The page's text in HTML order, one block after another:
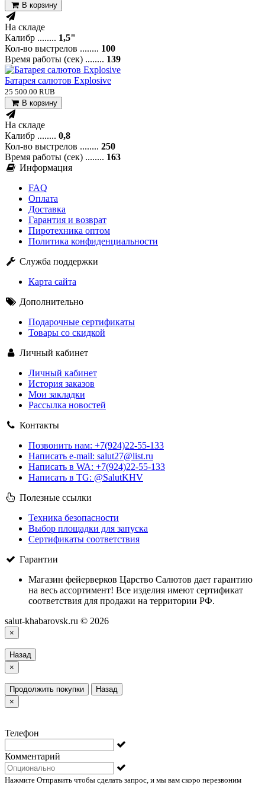
В корзину
На складе
Калибр ........ 1,5"
Кол-во выстрелов ........ 100
Время работы (сек) ........ 139
Батарея салютов Explosive
25 500.00 RUB
В корзину
На складе
Калибр ........ 0,8
Кол-во выстрелов ........ 250
Время работы (сек) ........ 163
Информация
FAQ
Оплата
Доставка
Гарантия и возврат
Пиротехника оптом
Политика конфиденциальности
Служба поддержки
Карта сайта
Дополнительно
Подарочные сертификаты
Товары со скидкой
Личный кабинет
Личный кабинет
История заказов
Мои закладки
Рассылка новостей
Контакты
Позвонить нам: +7(924)22-55-133
Написать e-mail: salut27@list.ru
Написать в WA: +7(924)22-55-133
Написать в TG: @SalutKHV
Полезные ссылки
Техника безопасности
Выбор площадки для запуска
Сертификаты соответствия
Гарантии
Магазин фейерверков Царство Салютов дает гарантию
на весь ассортимент! Все изделия имеют сертификат
соответствия для продажи на территории РФ.
salut-khabarovsk.ru © 2026
×
Назад
×
Продолжить покупки
Назад
×
Телефон
Комментарий
Нажмите Отправить чтобы сделать запрос, и мы вам скоро перезвоним